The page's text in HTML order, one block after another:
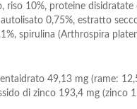
10%, proteine
0,75%, estratto
spirulina (Arthrospira
49,13 mg (rame:
di zinco 193,4 mg (zinco